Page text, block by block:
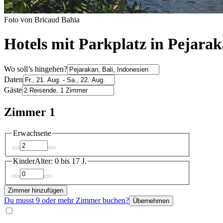
Foto von Bricaud Bahia
Hotels mit Parkplatz in
Wo soll’s hingehen?
Daten
Gäste
Zimmer 1
Erwachsene
KinderAlter: 0 bis 17 J.
Zimmer hinzufügen
Du musst 9 oder mehr Zimmer buchen? Übernehmen